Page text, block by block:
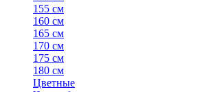
155 см
160 см
165 см
170 см
175 см
180 см
Цветные